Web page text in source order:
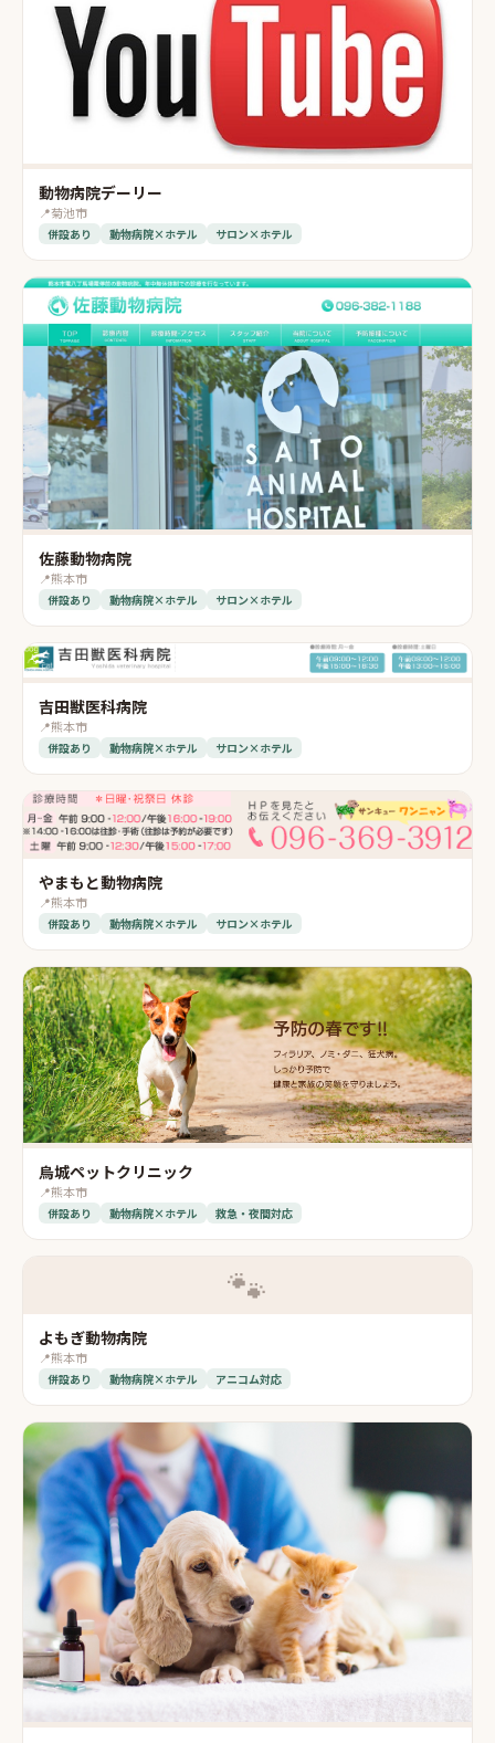
動物病院デーリー
📍菊池市
併設あり 動物病院×ホテル サロン×ホテル
佐藤動物病院
📍熊本市
併設あり 動物病院×ホテル サロン×ホテル
吉田獣医科病院
📍熊本市
併設あり 動物病院×ホテル サロン×ホテル
やまもと動物病院
📍熊本市
併設あり 動物病院×ホテル サロン×ホテル
烏城ペットクリニック
📍熊本市
併設あり 動物病院×ホテル 救急・夜間対応
🐾
よもぎ動物病院
📍熊本市
併設あり 動物病院×ホテル アニコム対応